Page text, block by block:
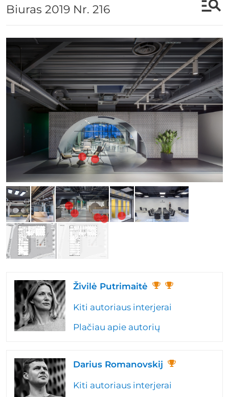
Biuras 2019 Nr. 216
Živilė Putrimaitė
Kiti autoriaus interjerai
Plačiau apie autorių
Darius Romanovskij
Kiti autoriaus interjerai